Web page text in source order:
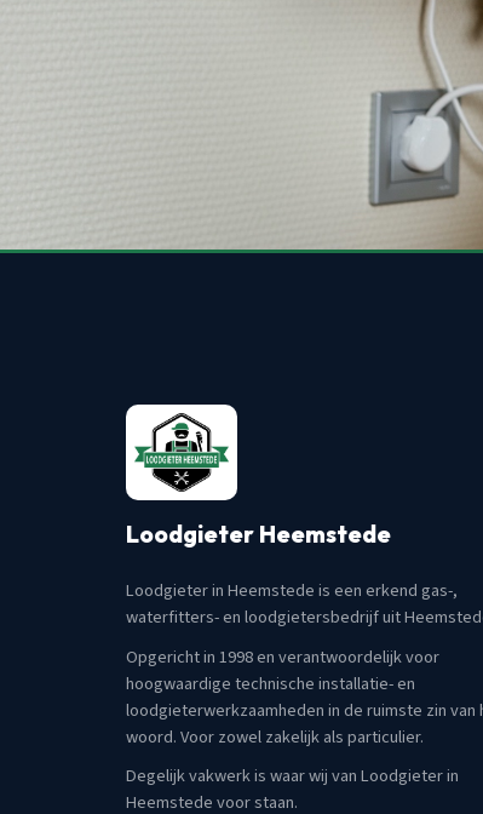
Loodgieter Heemstede
Loodgieter in Heemstede is een erkend gas-,
waterfitters- en loodgietersbedrijf uit
Opgericht in 1998 en verantwoordelijk voor
hoogwaardige technische installatie- en
loodgieterwerkzaamheden in de ruimste zin van
woord. Voor zowel zakelijk als particulier.
Degelijk vakwerk is waar wij van Loodgieter in
Heemstede voor staan.